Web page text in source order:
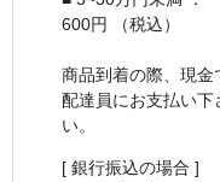
600円 （税込）
商品到着の際、現金
配達員にお支払い下
い。
[ 銀行振込の場合 ]